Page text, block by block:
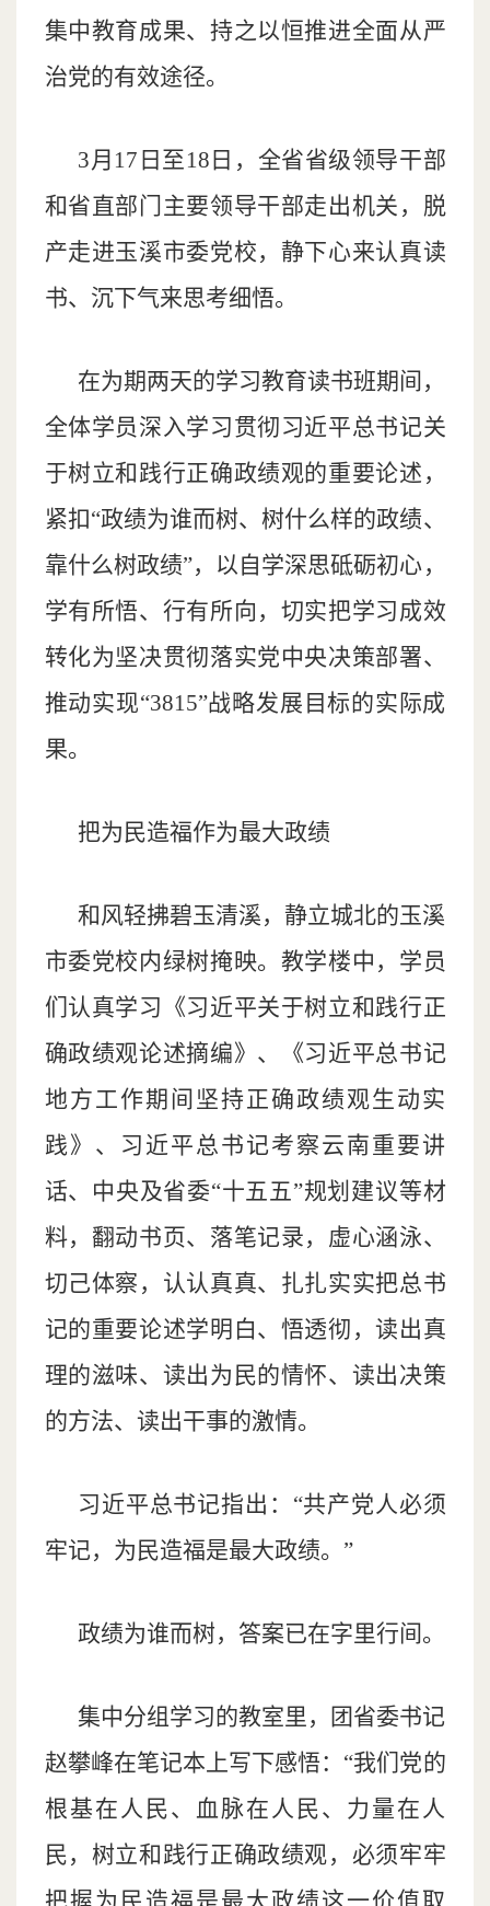
集中教育成果、持之以恒推进全面从严
治党的有效途径。
3月17日至18日，全省省级领导干部
和省直部门主要领导干部走出机关，脱
产走进玉溪市委党校，静下心来认真读
书、沉下气来思考细悟。
在为期两天的学习教育读书班期间，
全体学员深入学习贯彻习近平总书记关
于树立和践行正确政绩观的重要论述，
紧扣“政绩为谁而树、树什么样的政绩、
靠什么树政绩”，以自学深思砥砺初心，
学有所悟、行有所向，切实把学习成效
转化为坚决贯彻落实党中央决策部署、
推动实现“3815”战略发展目标的实际成
果。
把为民造福作为最大政绩
和风轻拂碧玉清溪，静立城北的玉溪
市委党校内绿树掩映。教学楼中，学员
们认真学习《习近平关于树立和践行正
确政绩观论述摘编》、《习近平总书记
地方工作期间坚持正确政绩观生动实
践》、习近平总书记考察云南重要讲
话、中央及省委“十五五”规划建议等材
料，翻动书页、落笔记录，虚心涵泳、
切己体察，认认真真、扎扎实实把总书
记的重要论述学明白、悟透彻，读出真
理的滋味、读出为民的情怀、读出决策
的方法、读出干事的激情。
习近平总书记指出：“共产党人必须
牢记，为民造福是最大政绩。”
政绩为谁而树，答案已在字里行间。
集中分组学习的教室里，团省委书记
赵攀峰在笔记本上写下感悟：“我们党的
根基在人民、血脉在人民、力量在人
民，树立和践行正确政绩观，必须牢牢